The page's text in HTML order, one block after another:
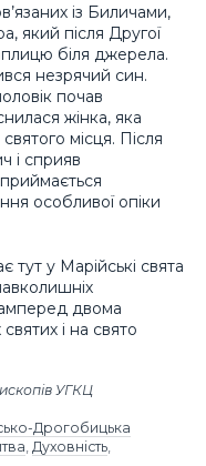
із Биличами,
який після Другої
біля джерела.
незрячий син.
почав
жінка, яка
місця. Після
і сприяв
особливої опіки
у Марійські свята
двома
і на свято
УГКЦ
Дрогобицька
Духовність